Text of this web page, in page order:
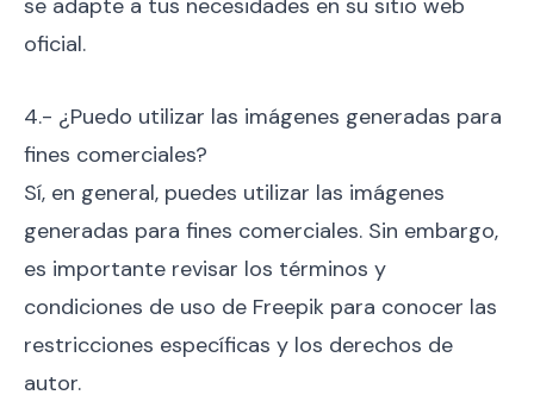
oficial.
4.- ¿Puedo utilizar las imágenes generadas para
fines comerciales?
Sí, en general, puedes utilizar las imágenes
generadas para fines comerciales. Sin embargo,
es importante revisar los términos y
condiciones de uso de Freepik para conocer las
restricciones específicas y los derechos de
autor.